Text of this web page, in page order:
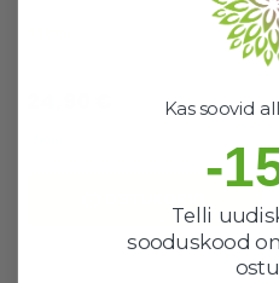
Kas soovid
-
Telli
sooduskood